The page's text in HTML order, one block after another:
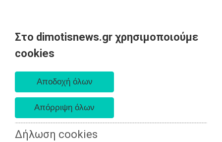
Στο dimotisnews.gr χρησιμοποιούμε
cookies
Δήλωση cookies
AΡΧΙΚΗ
ΕΙΔΗΣΕΙΣ
ΠΟΛΙΤΙΚΗ
ΤΟΠΙΚΗ
ΑΥΤΟΔΙΟΙΚΗΣΗ